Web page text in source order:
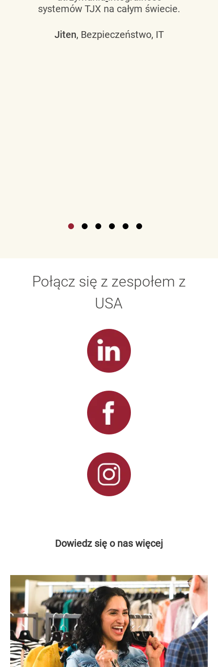
systemów TJX na całym świecie.
Jiten, Bezpieczeństwo, IT
Połącz się z zespołem z
USA
Dowiedz się o nas więcej